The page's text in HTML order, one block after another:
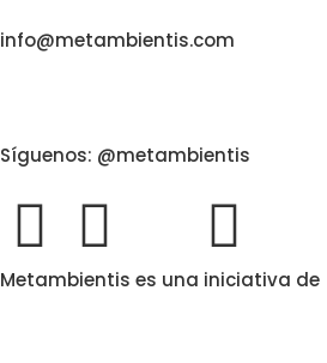
info@metambientis.com
Síguenos: @metambientis
Metambientis es una iniciativa de